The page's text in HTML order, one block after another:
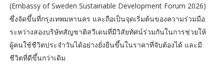
(Embassy of Sweden Sustainable Development Forum 2026)
ซึ่งจัดขึ้นที่กรุงเทพมหานคร และถือเป็นจุดเริ่มต้นของความร่วมมือ
ระหว่างสองบริษัทสัญชาติสวีเดนที่มีวิสัยทัศน์ร่วมกันในการช่วยให้
ผู้คนใช้ชีวิตประจำวันได้อย่างยั่งยืนขึ้นในราคาที่จับต้องได้ และมี
ชีวิตที่ดีขึ้นกว่าเดิม